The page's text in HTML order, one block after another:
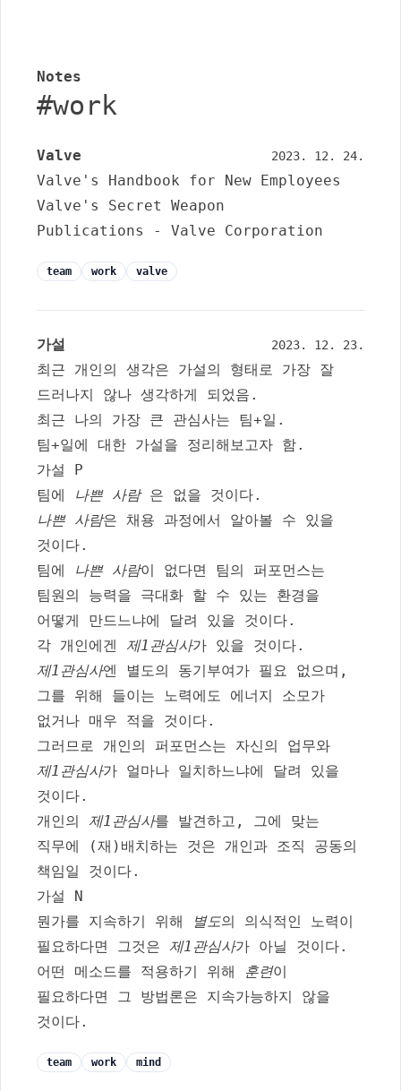
Notes
#work
Valve 2023. 12. 24.
Valve's Handbook for New Employees
Valve's Secret Weapon
Publications - Valve Corporation
team work valve
가설 2023. 12. 23.
최근 개인의 생각은 가설의 형태로 가장 잘
드러나지 않나 생각하게 되었음.
최근 나의 가장 큰 관심사는 팀+일.
팀+일에 대한 가설을 정리해보고자 함.
가설 P
팀에
나쁜 사람은 없을 것이다.
나쁜 사람은 채용 과정에서 알아볼 수 있을
것이다.
팀에
나쁜 사람이 없다면 팀의 퍼포먼스는
팀원의 능력을 극대화 할 수 있는 환경을
어떻게 만드느냐에 달려 있을 것이다.
각 개인에겐 제1관심사가 있을 것이다.
제1관심사엔 별도의 동기부여가 필요 없으며,
그를 위해 들이는 노력에도 에너지 소모가
없거나 매우 적을 것이다.
그러므로 개인의 퍼포먼스는 자신의 업무와
제1관심사가 얼마나 일치하느냐에 달려 있을
것이다.
개인의 제1관심사를 발견하고, 그에 맞는
직무에 (재)배치하는 것은 개인과 조직 공동의
책임일 것이다.
가설 N
뭔가를 지속하기 위해
별도의 의식적인 노력이
필요하다면 그것은 제1관심사가 아닐 것이다.
어떤 메소드를 적용하기 위해
훈련이
필요하다면 그 방법론은 지속가능하지 않을
것이다.
team work mind